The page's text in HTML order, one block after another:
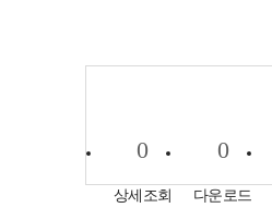
0
상세조회
0
다운로드